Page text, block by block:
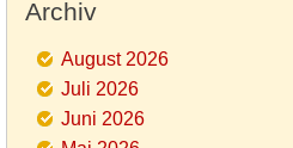
Archiv
August 2026
Juli 2026
Juni 2026